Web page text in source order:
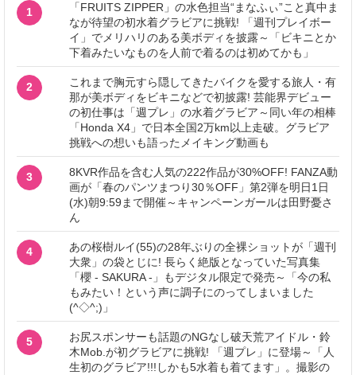
1
「FRUITS ZIPPER」の水色担当“まなふぃ”こと真中ま
なが待望の初水着グラビアに挑戦! 「週刊プレイボー
イ」でメリハリのある美ボディを披露～「ビキニとか
下着みたいなものを人前で着るのは初めてかも」
2
これまで胸元すら隠してきたバイクを愛する旅人・有
那が美ボディをビキニなどで初披露! 芸能界デビュー
の初仕事は「週プレ」の水着グラビア～同い年の相棒
「Honda X4」で日本全国2万km以上走破。グラビア
挑戦への想いも語ったメイキング動画も
3
8KVR作品を含む人気の222作品が30%OFF! FANZA動
画が「春のパンツまつり30％OFF」第2弾を明日1日
(水)朝9:59まで開催～キャンペーンガールは田野憂さ
ん
4
あの桜樹ルイ(55)の28年ぶりの全裸ショットが「週刊
大衆」の袋とじに! 長らく絶版となっていた写真集
「櫻 - SAKURA -」もデジタル限定で発売～「今の私
もみたい！という声に調子にのってしまいました
(^◇^;)」
5
お尻スポンサーも話題のNGなし破天荒アイドル・鈴
木Mob.が初グラビアに挑戦! 「週プレ」に登場～「人
生初のグラビア!!!しかも5水着も着てます」。撮影の